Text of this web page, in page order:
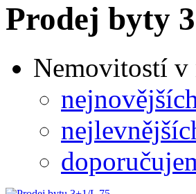
Prodej byty
Nemovitostí v